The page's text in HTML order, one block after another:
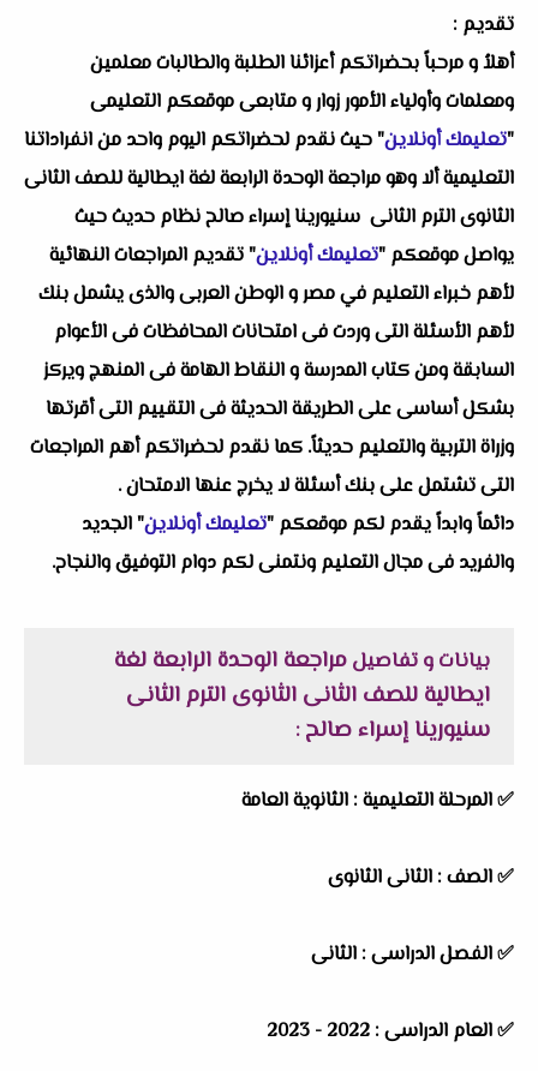
تقديم :
أهلاُ و مرحباً بحضراتكم أعزائنا الطلبة والطالبات معلمين
ومعلمات وأولياء الأمور زوار و متابعى موقعكم التعليمى
"تعليمك أونلاين" حيث نقدم لحضراتكم اليوم واحد من انفراداتنا
التعليمية ألا وهومراجعة الوحدة الرابعة لغة ايطالية للصف الثانى
الثانوى الترم الثانى سنيورينا إسراء صالحنظام حديث حيث
يواصل موقعكم "تعليمك أونلاين" تقديم المراجعات النهائية
لأهم خبراء التعليم في مصر و الوطن العربى والذى يشمل بنك
لأهم الأسئلة التى وردت فى امتحانات المحافظات فى الأعوام
السابقة ومن كتاب المدرسة و النقاط الهامة فى المنهج ويركز
بشكل أساسى على الطريقة الحديثة فى التقييم التى أقرتها
وزراة التربية والتعليم حديثاً. كما نقدم لحضراتكم أهم المراجعات
التى تشتمل على بنك أسئلة لا يخرج عنها الامتحان .
دائماً وابداً يقدم لكم موقعكم "تعليمك أونلاين" الجديد
والفريد فى مجال التعليم ونتمنى لكم دوام التوفيق والنجاح.
بيانات و تفاصيلمراجعة الوحدة الرابعة لغة
ايطالية للصف الثانى الثانوى الترم الثانى
سنيورينا إسراء صالح:
✅ المرحلة التعليمية : الثانوية العامة
✅ الصف : الثانى الثانوى
✅ الفصل الدراسى : الثانى
✅ العام الدراسى : 2022 - 2023